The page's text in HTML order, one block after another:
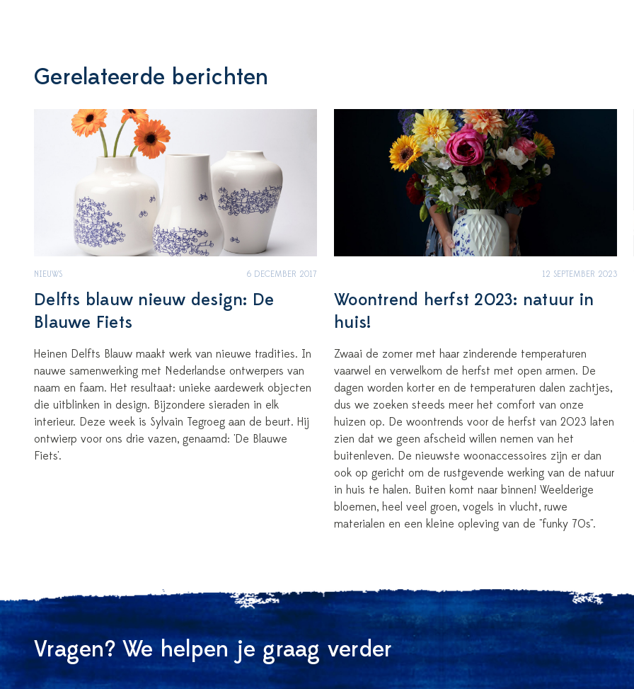
Gerelateerde berichten
NIEUWS 6 DECEMBER 2017
Delfts blauw nieuw design: De
Blauwe Fiets
Heinen Delfts Blauw maakt werk van nieuwe tradities. In
nauwe samenwerking met Nederlandse ontwerpers van
naam en faam. Het resultaat: unieke aardewerk objecten
die uitblinken in design. Bijzondere sieraden in elk
interieur. Deze week is Sylvain Tegroeg aan de beurt. Hij
ontwierp voor ons drie vazen, genaamd: 'De Blauwe
Fiets'.
12 SEPTEMBER 2023
Woontrend herfst 2023: natuur in
huis!
Zwaai de zomer met haar zinderende temperaturen
vaarwel en verwelkom de herfst met open armen. De
dagen worden korter en de temperaturen dalen zachtjes,
dus we zoeken steeds meer het comfort van onze
huizen op. De woontrends voor de herfst van 2023 laten
zien dat we geen afscheid willen nemen van het
buitenleven. De nieuwste woonaccessoires zijn er dan
ook op gericht om de rustgevende werking van de natuur
in huis te halen. Buiten komt naar binnen! Weelderige
bloemen, heel veel groen, vogels in vlucht, ruwe
materialen en een kleine opleving van de "funky 70s".
Vragen? We helpen je graag verder